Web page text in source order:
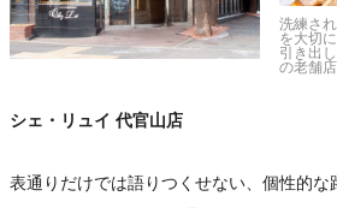
洗練さ
を大切
引き出
の老舗
シェ・リュイ 代官山店
表通りだけでは語りつくせない、個性的な